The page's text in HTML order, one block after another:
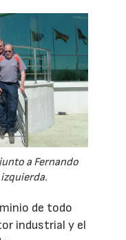
a Fernando
de todo
industrial y el